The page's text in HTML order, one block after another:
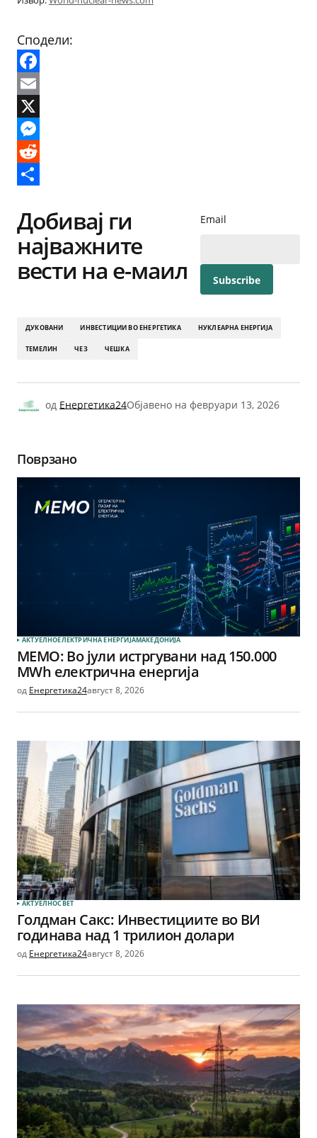
Сподели:
Facebook
Email
X
Messenger
Reddit
Добивај ги
најважните
вести на е-маил
Email
ДУКОВАНИ ИНВЕСТИЦИИ ВО ЕНЕРГЕТИКА НУКЛЕАРНА ЕНЕРГИЈА
ТЕМЕЛИН ЧЕЗ ЧЕШКА
од Енергетика24Објавено на февруари 13, 2026
Поврзано
АКТУЕЛНОЕЛЕКТРИЧНА ЕНЕРГИЈАМАКЕДОНИЈА
МЕМО: Во јули истргувани над 150.000
MWh електрична енергија
од Енергетика24август 8, 2026
АКТУЕЛНОСВЕТ
Голдман Сакс: Инвестициите во ВИ
годинава над 1 трилион долари
од Енергетика24август 8, 2026